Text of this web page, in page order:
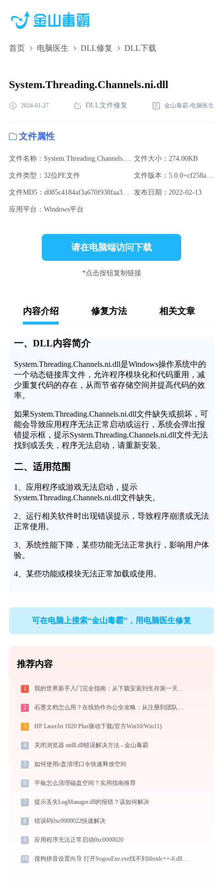
首页 电脑医生 DLL修复 DLL下载
System.Threading.Channels.ni.dll,System.Threading.Channels.ni.dll
System.Threading.Channels.ni.dll
2024-01-27 DLL文件修复 金山毒霸-电脑医生
文件属性
文件名称：System.Threading.Channels.ni.dll 文件大小：274.00KB
文件类型：32位PE文件 文件版本：5.0.0+cf258a14b70ad9069470a108f13765e0e5988f51
文件MD5：d085c4184af3a670f938faa3cd95e11f 发布日期：2022-02-13
应用平台：Windows平台
请在电脑端访问下载
*点击按钮复制链接
内容介绍 修复方法 相关文章
一、DLL内容简介
System.Threading.Channels.ni.dll是Windows操作系统中的
一个动态链接库文件，允许程序模块化和代码重用，减
少重复代码的存在，从而节省存储空间并提高代码的效
率。
如果System.Threading.Channels.ni.dll文件缺失或损坏，可
能会导致应用程序无法正常启动或运行，系统会弹出报
错提示框，提示System.Threading.Channels.ni.dll文件无法
找到或丢失，程序无法启动，请重新安装。
二、适用范围
1、应用程序或游戏无法启动，提示
System.Threading.Channels.ni.dll文件缺失。
2、运行相关软件时出现错误提示，导致程序崩溃或无法
正常使用。
3、系统性能下降，某些功能无法正常执行，影响用户体
验。
4、某些功能或模块无法正常加载或使用。
可在电脑上搜索“金山毒霸”，用电脑医生修复
推荐内容
1 我的世界新手入门完全指南：从下载安装到生存第一天，一篇讲透
2 石墨文档怎么用？在线协作办公全攻略：从注册到团队高效协同
3 HP LaserJet 1020 Plus驱动下载(官方Win10/Win11)
4 关闭浏览器 ntdll.dll错误解决方法 - 金山毒霸
5 如何使用c盘清理口令快速释放空间
6 平板怎么清理磁盘空间？实用指南推荐
7 提示丢失LogManager.dll的报错？该如何解决
8 错误码0xc0000022快速解决
9 应用程序无法正常启动0xc0000020
10 搜狗拼音设置向导 打开SogouExe.exe找不到libstdc++-6.dll怎么办